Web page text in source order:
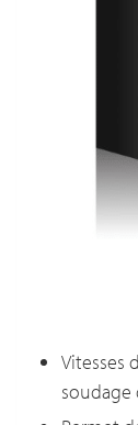
Vitesses
soudage